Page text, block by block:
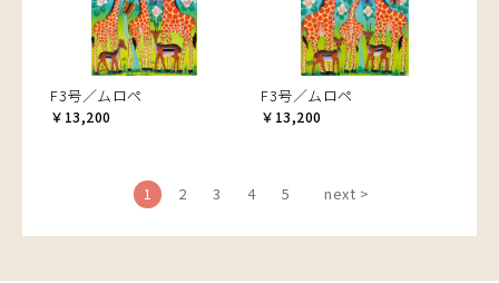
F3号／ムロペ
￥13,200
F3号／ムロペ
￥13,200
1 2 3 4 5 next >